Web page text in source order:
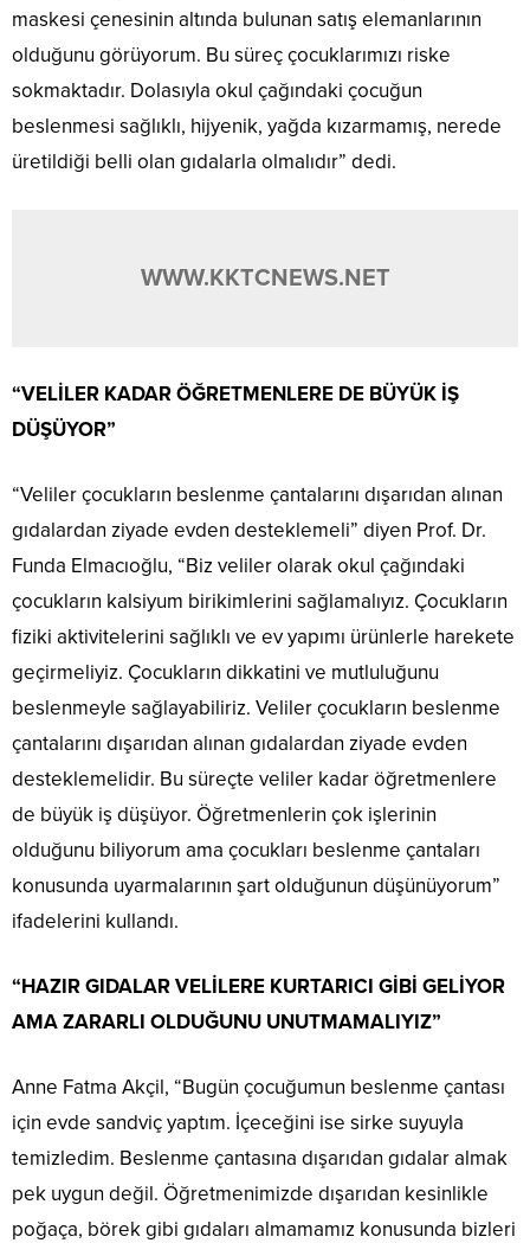
maskesi çenesinin altında bulunan satış elemanlarının
olduğunu görüyorum. Bu süreç çocuklarımızı riske
sokmaktadır. Dolasıyla okul çağındaki çocuğun
beslenmesi sağlıklı, hijyenik, yağda kızarmamış, nerede
üretildiği belli olan gıdalarla olmalıdır” dedi.
WWW.KKTCNEWS.NET
“VELİLER KADAR ÖĞRETMENLERE DE BÜYÜK İŞ
DÜŞÜYOR”
“Veliler çocukların beslenme çantalarını dışarıdan alınan
gıdalardan ziyade evden desteklemeli” diyen Prof. Dr.
Funda Elmacıoğlu, “Biz veliler olarak okul çağındaki
çocukların kalsiyum birikimlerini sağlamalıyız. Çocukların
fiziki aktivitelerini sağlıklı ve ev yapımı ürünlerle harekete
geçirmeliyiz. Çocukların dikkatini ve mutluluğunu
beslenmeyle sağlayabiliriz. Veliler çocukların beslenme
çantalarını dışarıdan alınan gıdalardan ziyade evden
desteklemelidir. Bu süreçte veliler kadar öğretmenlere
de büyük iş düşüyor. Öğretmenlerin çok işlerinin
olduğunu biliyorum ama çocukları beslenme çantaları
konusunda uyarmalarının şart olduğunun düşünüyorum”
ifadelerini kullandı.
“HAZIR GIDALAR VELİLERE KURTARICI GİBİ GELİYOR
AMA ZARARLI OLDUĞUNU UNUTMAMALIYIZ”
Anne Fatma Akçil, “Bugün çocuğumun beslenme çantası
için evde sandviç yaptım. İçeceğini ise sirke suyuyla
temizledim. Beslenme çantasına dışarıdan gıdalar almak
pek uygun değil. Öğretmenimizde dışarıdan kesinlikle
poğaça, börek gibi gıdaları almamamız konusunda bizleri